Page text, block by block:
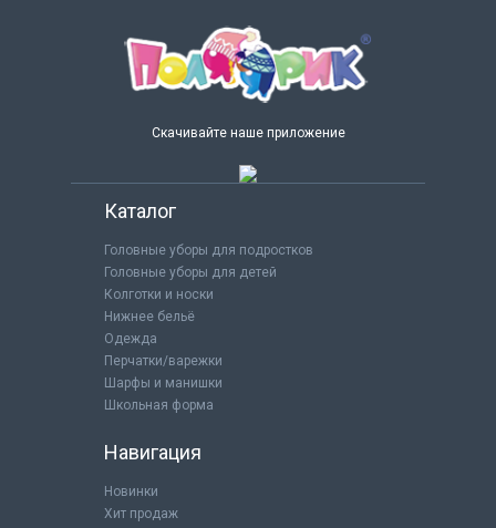
Скачивайте наше приложение
Каталог
Головные уборы для подростков
Головные уборы для детей
Колготки и носки
Нижнее бельё
Одежда
Перчатки/варежки
Шарфы и манишки
Школьная форма
Навигация
Новинки
Хит продаж